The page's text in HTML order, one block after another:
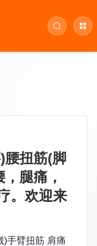
腰扭筋(脚
腿痛，
。欢迎来
)手臂扭筋 肩痛